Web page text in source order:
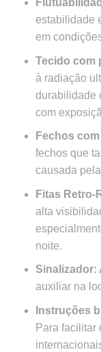
estabilidade
em
Tecido com
à radiação
durabilidade
com
Fechos
fechos que
causada
Fitas Retro-
alta
noite.
Sinalizador:
auxiliar na
Instruções
Para facilitar